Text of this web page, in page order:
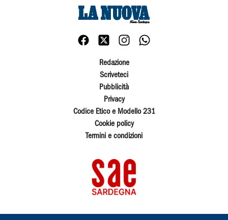
Redazione
Scriveteci
Pubblicità
Privacy
Codice Etico e Modello 231
Cookie policy
Termini e condizioni